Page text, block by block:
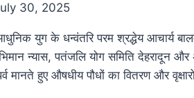
30, 2025
युग के धन्वंतरि परम श्रद्धेय आचार्य
न्यास, पतंजलि योग समिति देहरादून और
मानते हुए औषधीय पौधों का वितरण और